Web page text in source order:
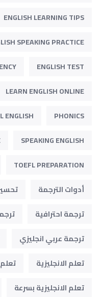
ENGLISH LEARNING TIPS
SPEAKING PRACTICE
ENGLISH TEST
LEARN ENGLISH ONLINE
PHONICS
ENGLISH
SPEAKING ENGLISH
TOEFL PREPARATION
أدوات الترجمة
ترجمة احترافية
ترجمة عربي انجليزي
تعلم الانجليزية
تعلم
تعلم الانجليزية بسرعة